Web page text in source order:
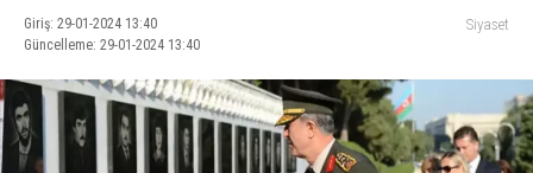
Giriş: 29-01-2024 13:40
Güncelleme: 29-01-2024 13:40
Siyaset